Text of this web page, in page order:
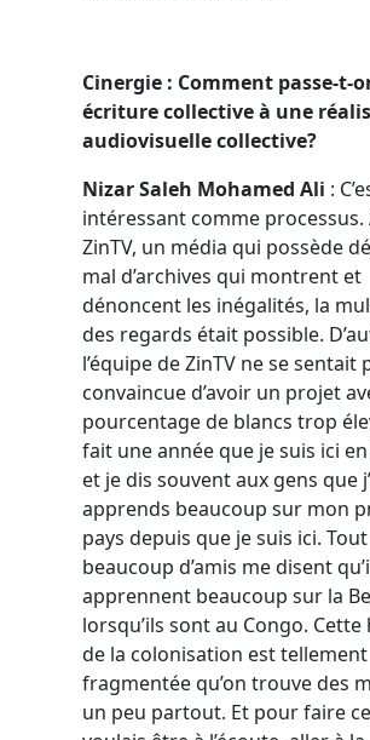
Cinergie : Comment passe-t-
écriture collective à une
audiovisuelle collective?
Nizar Saleh Mohamed Ali :
intéressant comme processus.
ZinTV, un média qui possède
mal d’archives qui montrent et
dénoncent les inégalités, la
des regards était possible.
l’équipe de ZinTV ne se sentait
convaincue d’avoir un projet
pourcentage de blancs trop
fait une année que je suis ici
et je dis souvent aux gens que
apprends beaucoup sur mon
pays depuis que je suis ici.
beaucoup d’amis me disent
apprennent beaucoup sur la
lorsqu’ils sont au Congo.
de la colonisation est tellement
fragmentée qu’on trouve des
un peu partout. Et pour faire